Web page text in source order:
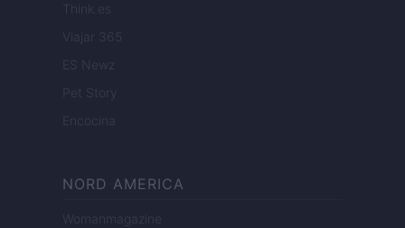
Think.es
Viajar 365
ES Newz
Pet Story
Encocina
NORD AMERICA
Womanmagazine